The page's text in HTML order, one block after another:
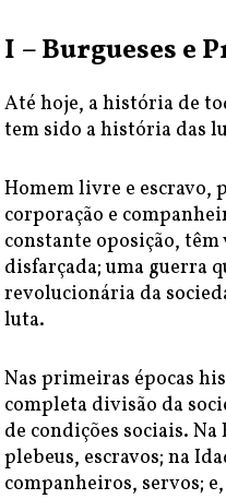
I – Burgueses e
Até hoje, a história de
tem sido a história das
Homem livre e escravo,
corporação e
constante oposição,
disfarçada; uma guerra
revolucionária da
luta.
Nas primeiras épocas
completa divisão da
de condições sociais.
plebeus, escravos; na
companheiros, servos;